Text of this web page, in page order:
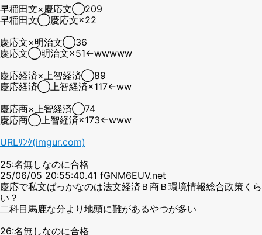
早稲田文×慶応文◯209
早稲田文◯慶応文×22
慶応文×明治文◯36
慶応文◯明治文×51←wwwww
慶応経済×上智経済◯89
慶応経済◯上智経済×117←ww
慶応商×上智経済◯74
慶応商◯上智経済×173←www
URLﾘﾝｸ(imgur.com)
25:名無しなのに合格
25/06/05 20:55:40.41 fGNM6EUV.net
慶応で私文ばっかなのは法文経済Ｂ商Ｂ環境情報総合政策くら
い？
二科目馬鹿な分より地頭に難があるやつが多い
26:名無しなのに合格